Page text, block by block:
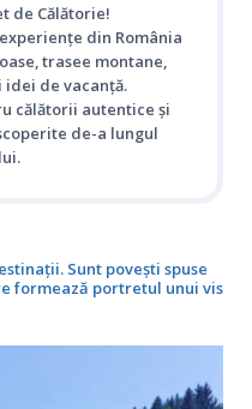
de Călătorie!
din România
trasee montane,
idei de vacanță.
călătorii autentice și
de-a lungul
Sunt povești spuse
formează portretul unui vis